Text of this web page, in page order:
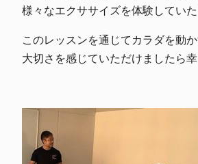
様々なエクササイズを体験していた
このレッスンを通じてカラダを動か
大切さを感じていただけましたら幸